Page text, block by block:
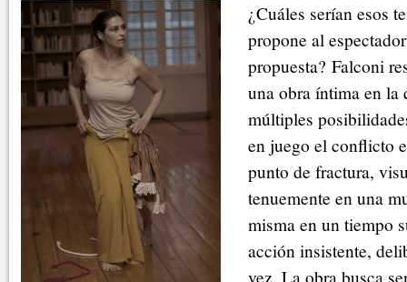
¿Cuáles serían esos
propone al
propuesta? Falconi
una obra íntima en la
múltiples
en juego el conflicto
punto de fractura,
tenuemente en una
misma en un tiempo
acción insistente,
vez. La obra busca